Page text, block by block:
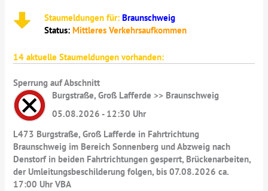
Staumeldungen für:Braunschweig
Status: Mittleres Verkehrsaufkommen
14 aktuelle Staumeldungen vorhanden:
Sperrung auf Abschnitt
Burgstraße, Groß Lafferde >> Braunschweig
05.08.2026 - 12:30 Uhr
L473 Burgstraße, Groß Lafferde in Fahrtrichtung
Braunschweig im Bereich Sonnenberg und Abzweig nach
Denstorf in beiden Fahrtrichtungen gesperrt, Brückenarbeiten,
der Umleitungsbeschilderung folgen, bis 07.08.2026 ca.
17:00 Uhr VBA